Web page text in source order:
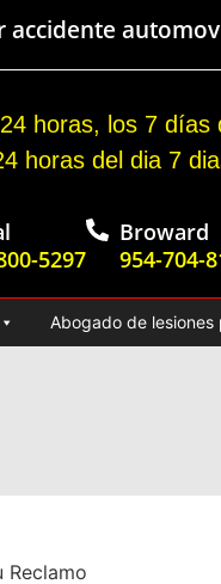
accidente
horas, los 7 días
horas del dia 7
5297
Broward
954-704-
Abogado de lesiones